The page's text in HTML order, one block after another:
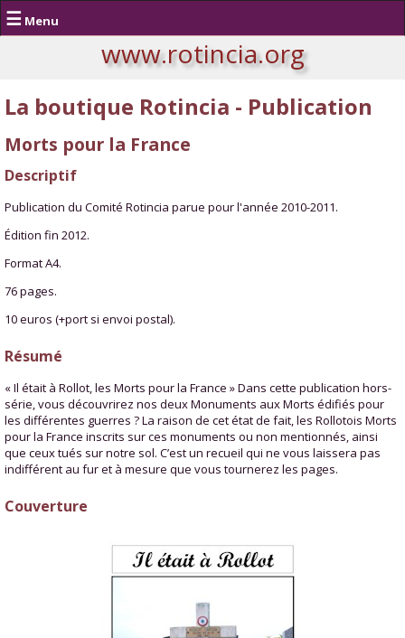
☰ Menu
www.rotincia.org
La boutique Rotincia - Publication
Morts pour la France
Descriptif
Publication du Comité Rotincia parue pour l'année 2010-2011.
Édition fin 2012.
Format A4.
76 pages.
10 euros (+port si envoi postal).
Résumé
« Il était à Rollot, les Morts pour la France » Dans cette publication hors-
série, vous découvrirez nos deux Monuments aux Morts édifiés pour
les différentes guerres ? La raison de cet état de fait, les Rollotois Morts
pour la France inscrits sur ces monuments ou non mentionnés, ainsi
que ceux tués sur notre sol. C’est un recueil qui ne vous laissera pas
indifférent au fur et à mesure que vous tournerez les pages.
Couverture